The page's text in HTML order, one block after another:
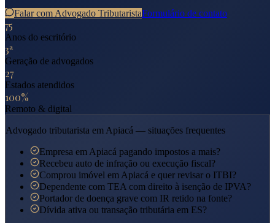
Falar com Advogado TributaristaFormulário de contato
75
Anos do escritório
3ª
Geração de advogados
27
Estados atendidos
100%
Remoto & digital
Advogado tributarista em Apiacá — situações frequentes
Empresa em Apiacá pagando impostos a mais?
Recebeu auto de infração ou execução fiscal?
Comprou imóvel em Apiacá e quer revisar o ITBI?
Dependente com TEA com direito à isenção de IPVA?
Portador de doença grave com IR retido na fonte?
Dívida ativa ou transação tributária em ES?